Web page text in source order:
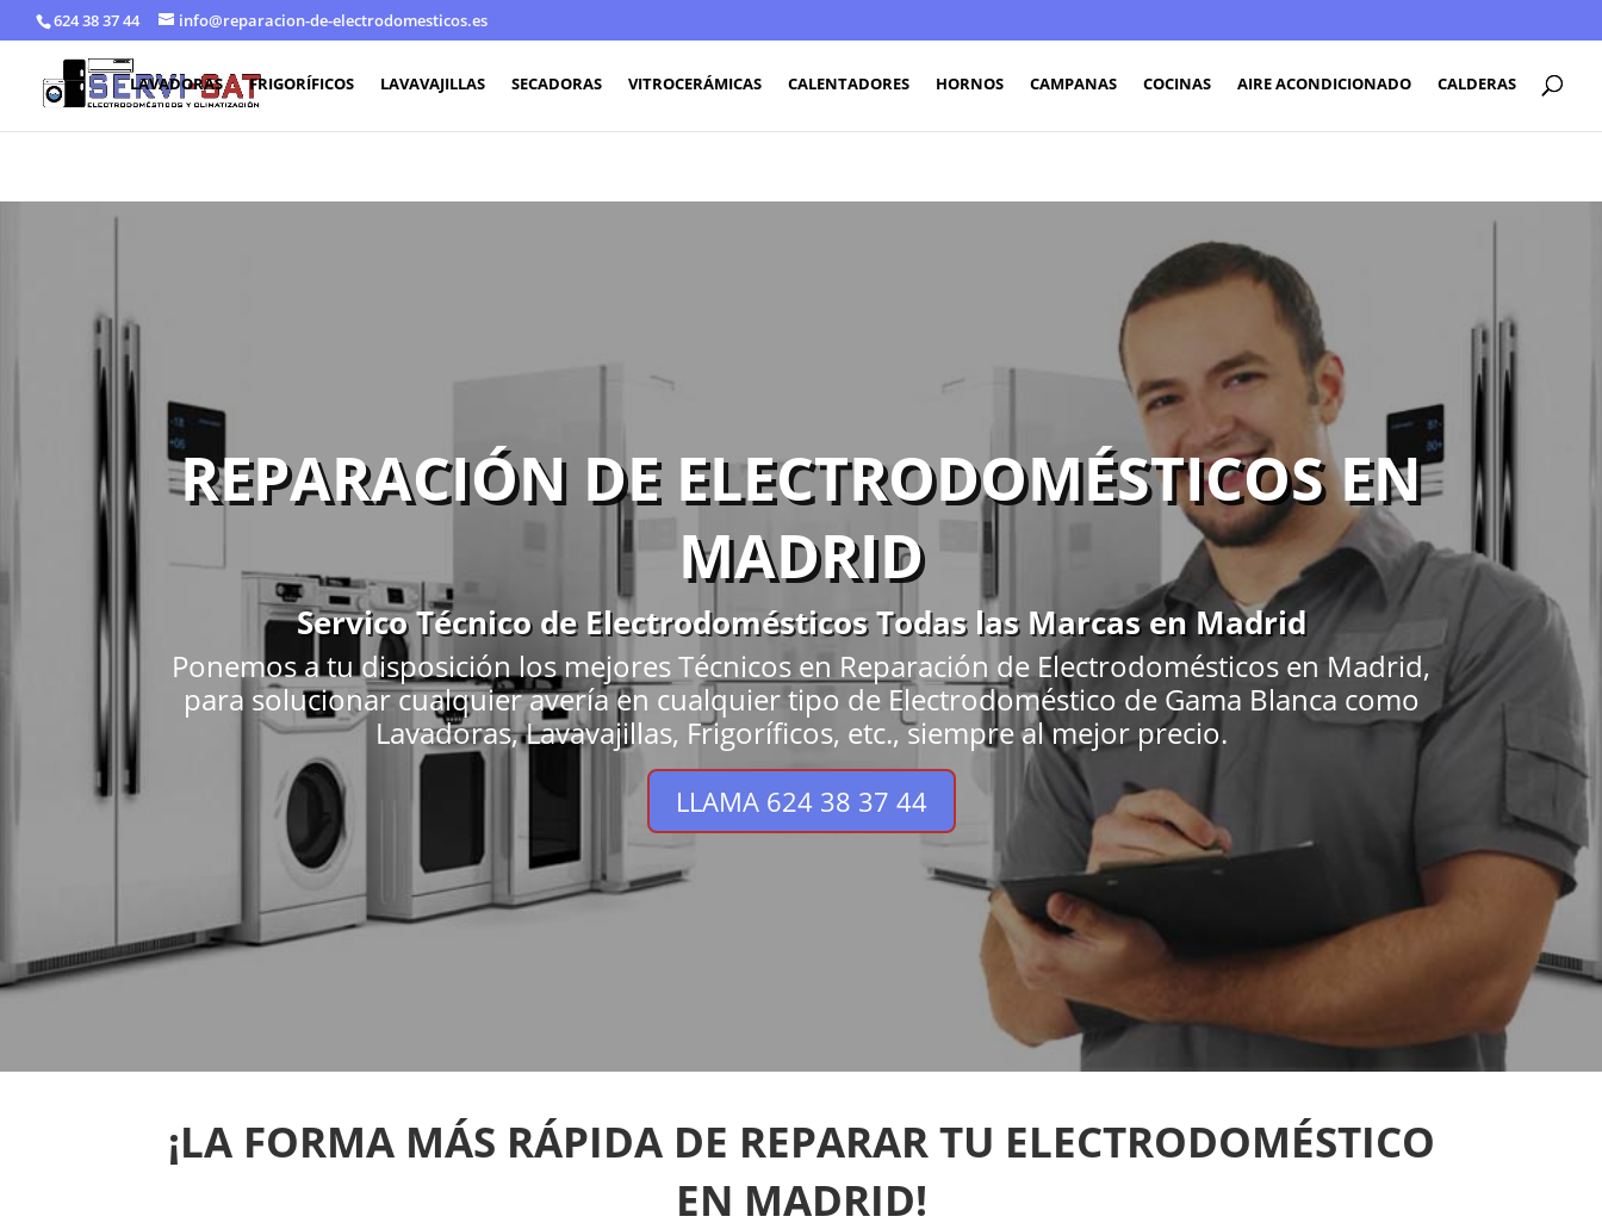
624 38 37 44 info@reparacion-de-electrodomesticos.es
LAVADORAS FRIGORÍFICOS LAVAVAJILLAS SECADORAS VITROCERÁMICAS CALENTADORES HORNOS CAMPANAS COCINAS AIRE ACONDICIONADO CALDERAS
REPARACIÓN DE ELECTRODOMÉSTICOS EN
MADRID
Servico Técnico de Electrodomésticos Todas las Marcas en Madrid
Ponemos a tu disposición los mejores Técnicos en Reparación de Electrodomésticos en Madrid,
para solucionar cualquier avería en cualquier tipo de Electrodoméstico de Gama Blanca como
Lavadoras, Lavavajillas, Frigoríficos, etc., siempre al mejor precio.
LLAMA 624 38 37 44
¡LA FORMA MÁS RÁPIDA DE REPARAR TU ELECTRODOMÉSTICO
EN MADRID!